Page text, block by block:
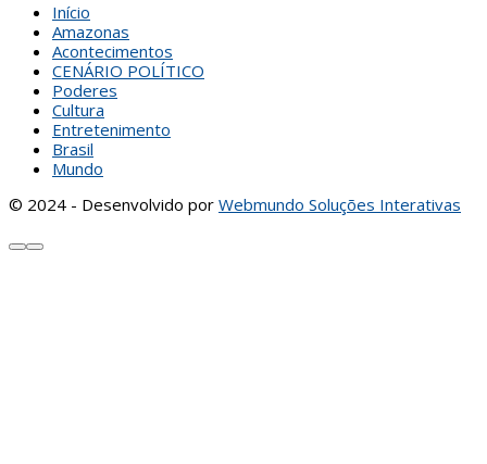
Início
Amazonas
Acontecimentos
CENÁRIO POLÍTICO
Poderes
Cultura
Entretenimento
Brasil
Mundo
© 2024 - Desenvolvido por Webmundo Soluções Interativas